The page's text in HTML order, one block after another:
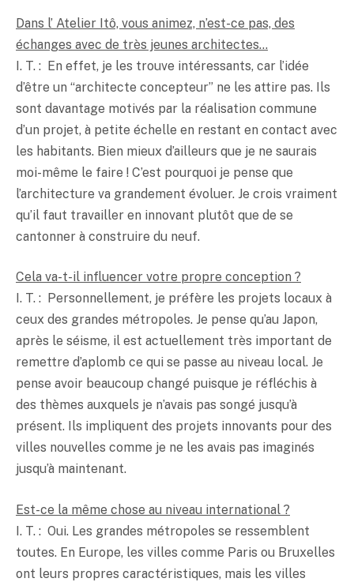
Dans l’ Atelier Itô, vous animez, n’est-ce pas, des
échanges avec de très jeunes architectes…
I. T. : En effet, je les trouve intéressants, car l’idée
d’être un “architecte concepteur” ne les attire pas. Ils
sont davantage motivés par la réalisation commune
d’un projet, à petite échelle en restant en contact avec
les habitants. Bien mieux d’ailleurs que je ne saurais
moi-même le faire ! C’est pourquoi je pense que
l’architecture va grandement évoluer. Je crois vraiment
qu’il faut travailler en innovant plutôt que de se
cantonner à construire du neuf.
Cela va-t-il influencer votre propre conception ?
I. T. : Personnellement, je préfère les projets locaux à
ceux des grandes métropoles. Je pense qu’au Japon,
après le séisme, il est actuellement très important de
remettre d’aplomb ce qui se passe au niveau local. Je
pense avoir beaucoup changé puisque je réfléchis à
des thèmes auxquels je n’avais pas songé jusqu’à
présent. Ils impliquent des projets innovants pour des
villes nouvelles comme je ne les avais pas imaginés
jusqu’à maintenant.
Est-ce la même chose au niveau international ?
I. T. : Oui. Les grandes métropoles se ressemblent
toutes. En Europe, les villes comme Paris ou Bruxelles
ont leurs propres caractéristiques, mais les villes